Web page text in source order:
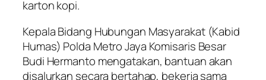
karton kopi.
Kepala Bidang Hubungan Masyarakat (Kabid
Humas) Polda Metro Jaya Komisaris Besar
Budi Hermanto mengatakan, bantuan akan
disalurkan secara bertahap, bekerja sama